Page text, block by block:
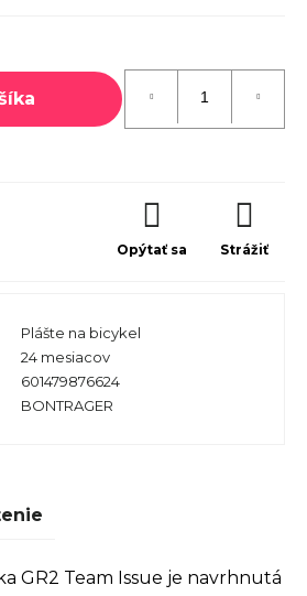
Plášte na bicykel
24 mesiacov
601479876624
BONTRAGER
Opýtať sa Strážiť
GR2 Team Issue je navrhnutá